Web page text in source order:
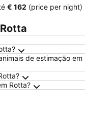
‎€ 162 (price per night)
de estimação em
Rotta?